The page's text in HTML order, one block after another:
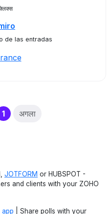
de las entradas
1(current)
अगला
JOTFORM or HUBSPOT -
and clients with your ZOHO
app | Share polls with your